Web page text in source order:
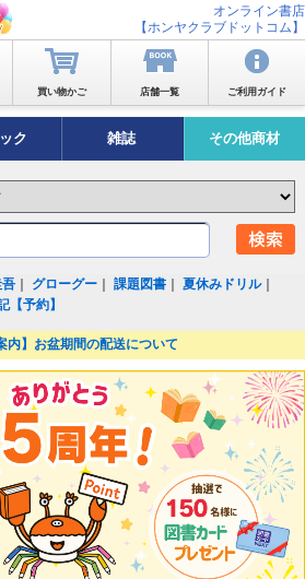
オンライン書店
【ホンヤクラブドットコム】
買い物かご 店舗一覧 ご利用ガイド
ク 雑誌 その他商材
グローグー ｜課題図書 ｜夏休みドリル｜
【予約】
内】お盆期間の配送について